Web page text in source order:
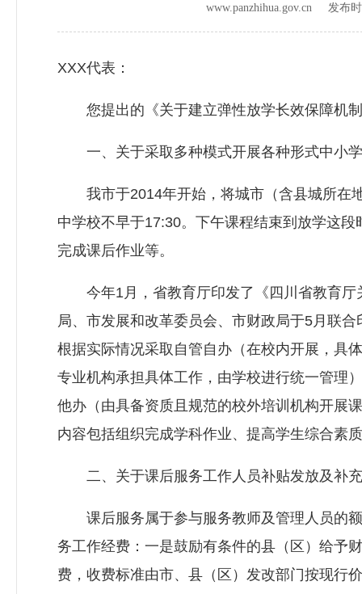
www.panzhihua.gov.cn 发布
XXX代表：
您提出的《关于建立弹性放学长效保障机制
一、关于采取多种模式开展各种形式中小
我市于2014年开始，将城市（含县城所在地
中学校不早于17:30。下午课程结束到放学这
完成课后作业等。
今年1月，省教育厅印发了《四川省教育厅
局、市发展和改革委员会、市财政局于5月联
根据实际情况采取自管自办（在校内开展，具
专业机构承担具体工作，由学校进行统一管理
他办（由具备资质且规范的校外培训机构开展
内容包括组织完成学科作业、提高学生综合素
二、关于课后服务工作人员补贴发放及补
课后服务属于参与服务教师及管理人员的额
务工作经费：一是鼓励有条件的县（区）给予
费，收费标准由市、县（区）发改部门按现行